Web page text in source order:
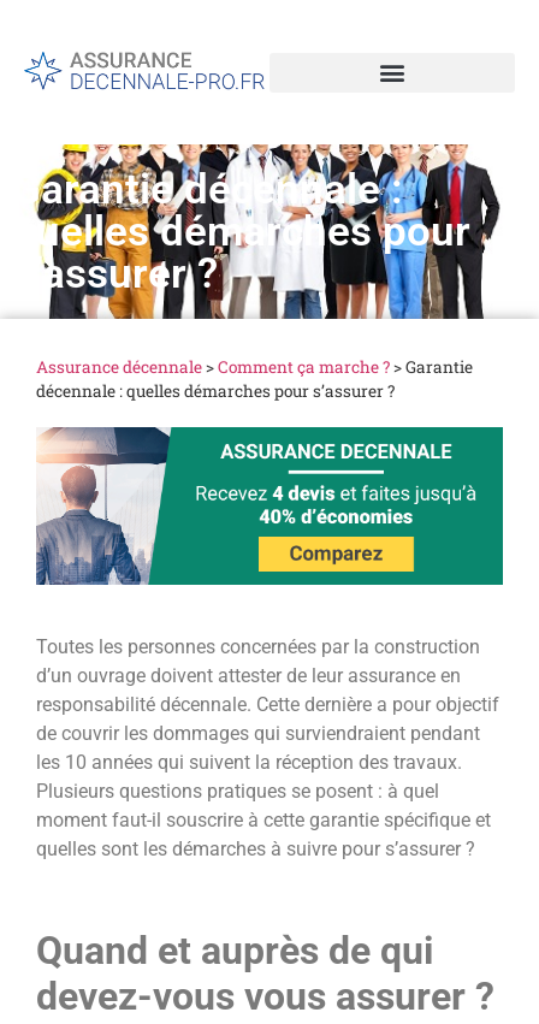
Garantie décennale :
quelles démarches pour
s’assurer ?
Assurance décennale>Comment ça marche ?>Garantie
décennale : quelles démarches pour s’assurer ?
Toutes les personnes concernées par la construction
d’un ouvrage doivent attester de leur assurance en
responsabilité décennale. Cette dernière a pour objectif
de couvrir les dommages qui surviendraient pendant
les 10 années qui suivent la réception des travaux.
Plusieurs questions pratiques se posent : à quel
moment faut-il souscrire à cette garantie spécifique et
quelles sont les démarches à suivre pour s’assurer ?
Quand et auprès de qui
devez-vous vous assurer ?